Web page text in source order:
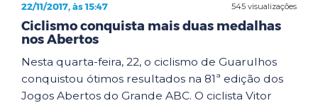
545 visualizações
22/11/2017, às 15:47
Ciclismo conquista mais duas medalhas
nos Abertos
Nesta quarta-feira, 22, o ciclismo de Guarulhos
conquistou ótimos resultados na 81ª edição dos
Jogos Abertos do Grande ABC. O ciclista Vitor